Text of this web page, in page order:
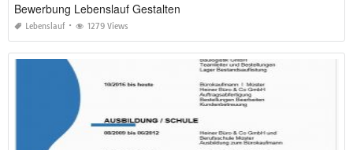
Bewerbung Lebenslauf Gestalten
Lebenslauf 1279 Views